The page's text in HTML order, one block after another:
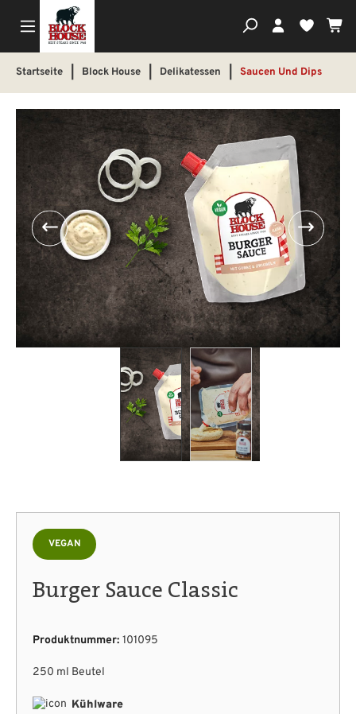
Du
Startseite Block House Delikatessen Saucen Und Dips
Bildergalerie überspringen
VEGAN
Burger Sauce Classic
Produktnummer: 101095
250 ml Beutel
Kühlware